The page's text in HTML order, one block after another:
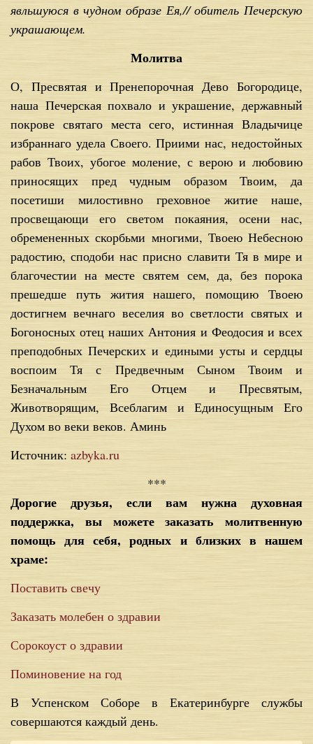
явльшуюся в чудном образе Ея,// обитель Печерскую
украшающем.
Молитва
О, Пресвятая и Пренепорочная Дево Богородице,
наша Печерская похвало и украшение, державный
покрове святаго места сего, истинная Владычице
избраннаго удела Своего. Приими нас, недостойных
рабов Твоих, убогое моление, с верою и любовию
приносящих пред чудным образом Твоим, да
посетиши милостивно греховное житие наше,
просвещающи его светом покаяния, осени нас,
обремененных скорбьми многими, Твоею Небесною
радостию, сподоби нас присно славити Тя в мире и
благочестии на месте святем сем, да, без порока
прешедше путь жития нашего, помощию Твоею
достигнем вечнаго веселия во светлости святых и
Богоносных отец наших Антония и Феодосия и всех
преподобных Печерских и едиными усты и сердцы
воспоим Тя с Предвечным Сыном Твоим и
Безначальным Его Отцем и Пресвятым,
Животворящим, Всеблагим и Единосущным Его
Духом во веки веков. Аминь
Источник: azbyka.ru
***
Дорогие друзья, если вам нужна духовная
поддержка, вы можете заказать молитвенную
помощь для себя, родных и близких в нашем
храме:
Поставить свечу
Заказать молебен о здравии
Сорокоуст о здравии
Поминовение на год
В Успенском Соборе в Екатеринбурге службы
совершаются каждый день.